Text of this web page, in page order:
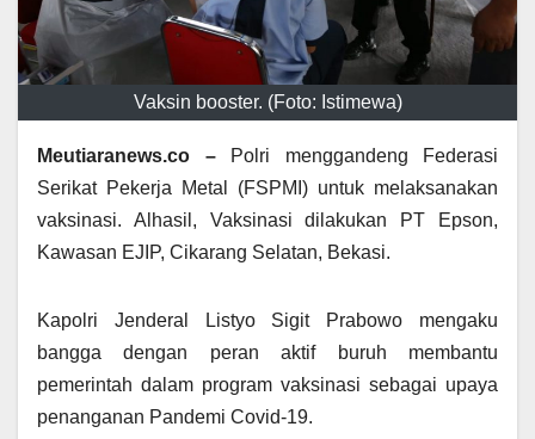
Vaksin booster. (Foto: Istimewa)
Meutiaranews.co –
Polri menggandeng Federasi
Serikat Pekerja Metal (FSPMI) untuk melaksanakan
vaksinasi. Alhasil, Vaksinasi dilakukan PT Epson,
Kawasan EJIP, Cikarang Selatan, Bekasi.
Kapolri Jenderal Listyo Sigit Prabowo mengaku
bangga dengan peran aktif buruh membantu
pemerintah dalam program vaksinasi sebagai upaya
penanganan Pandemi Covid-19.